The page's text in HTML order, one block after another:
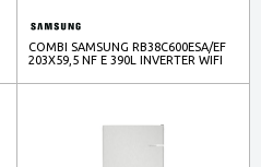
COMBI SAMSUNG RB38C600ESA/EF
203X59,5 NF E 390L INVERTER WIFI